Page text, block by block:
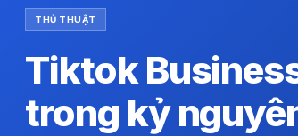
THỦ THUẬT
Tiktok
trong kỷ